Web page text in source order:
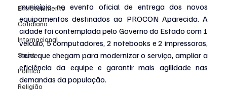
Entretenimento
Cotidiano
Internacional
Saúde
Politica
Religião
município no evento oficial de entrega dos novos
equipamentos destinados ao PROCON Aparecida. A
cidade foi contemplada pelo Governo do Estado com 1
veículo, 5 computadores, 2 notebooks e 2 impressoras,
itens que chegam para modernizar o serviço, ampliar a
eficiência da equipe e garantir mais agilidade nas
demandas da população.